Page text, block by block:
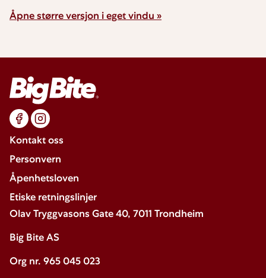
Åpne større versjon i eget vindu »
Kontakt oss
Personvern
Åpenhetsloven
Etiske retningslinjer
Olav Tryggvasons Gate 40, 7011 Trondheim
Big Bite AS
Org nr. 965 045 023